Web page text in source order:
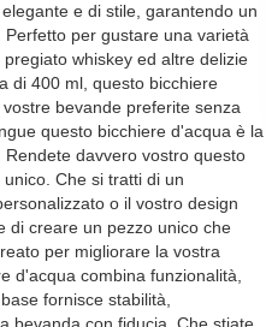
e di stile, garantendo un
per gustare una varietà
whiskey ed altre delizie
di 400 ml, questo bicchiere
bevande preferite senza
questo bicchiere d'acqua è la
davvero vostro questo
Che si tratti di un
o il vostro design
di creare un pezzo unico che
per migliorare la vostra
d'acqua combina funzionalità,
fornisce stabilità,